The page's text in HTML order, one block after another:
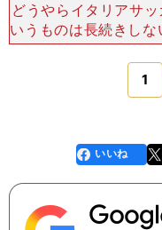
どうやらイタリアサ
いうものは長続きし
ているときはいいが
ん、それまで培って
ま
1
faceboo
k
いいね